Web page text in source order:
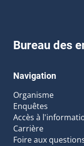
Bureau des
Navigation
Organisme
Enquêtes
Accès à
Carrière
Foire aux